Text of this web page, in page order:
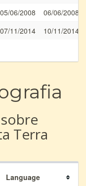
05/06/2008
06/06/2008
07/11/2014
10/11/2014
Terra
Language